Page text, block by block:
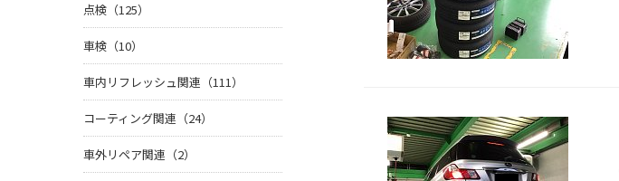
点検（125）
車検（10）
車内リフレッシュ関連（111）
コーティング関連（24）
車外リペア関連（2）